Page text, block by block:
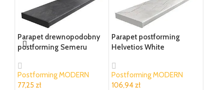
Parapet drewnopodobny
postforming Semeru
Postforming MODERN
77,25 zł
Parapet postforming
Helvetios White
Postforming MODERN
106,94 zł